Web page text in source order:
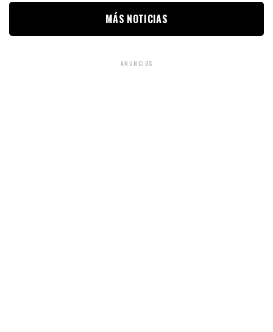
MÁS NOTICIAS
ANUNCIOS